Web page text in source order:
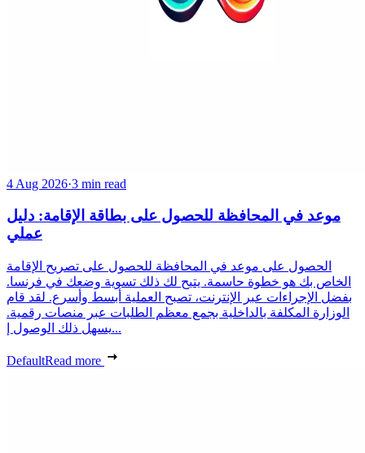
4 Aug 2026·3 min read
موعد في المحافظة للحصول على بطاقة الإقامة: دليل
عملي
الحصول على موعد في المحافظة للحصول على تصريح الإقامة
الخاص بك هو خطوة حاسمة. يتيح لك ذلك تسوية وضعك في فرنسا.
بفضل الإجراءات عبر الإنترنت، تصبح العملية أبسط وأسرع. لقد قام
الوزارة المكلفة بالداخلية بجمع معظم الطلبات عبر منصات رقمية.
يسهل ذلك الوصول إ...
DefaultRead more